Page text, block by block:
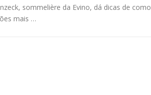
sommelière da Evino, dá dicas de como
mais …